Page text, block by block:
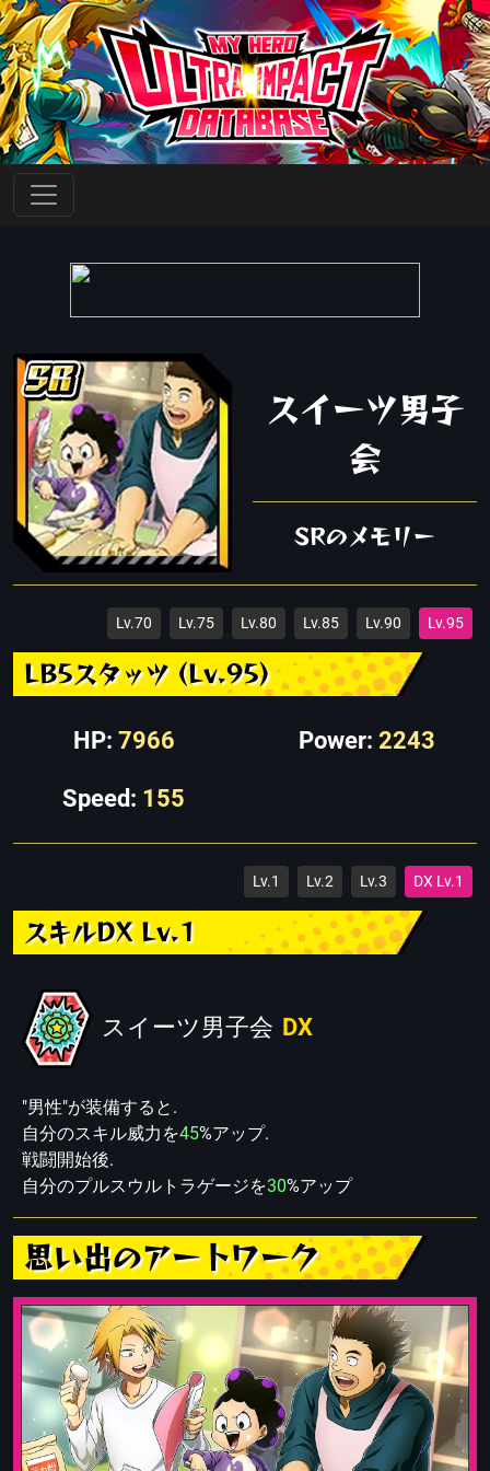
スイーツ男子
会
SRのメモリー
Lv.70 Lv.75 Lv.80 Lv.85 Lv.90 Lv.95
LB5スタッツ (Lv.95)
HP: 7966 Power: 2243
Speed: 155
Lv.1 Lv.2 Lv.3 DX Lv.1
スキルDX Lv.1
スイーツ男子会 DX
"男性"が装備すると.
自分のスキル威力を45%アップ.
戦闘開始後.
自分のプルスウルトラゲージを30%アップ
思い出のアートワーク